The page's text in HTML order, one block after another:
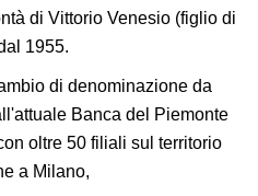
di Vittorio Venesio (figlio di
1955.
di denominazione da
Banca del Piemonte
oltre 50 filiali sul territorio
a Milano,